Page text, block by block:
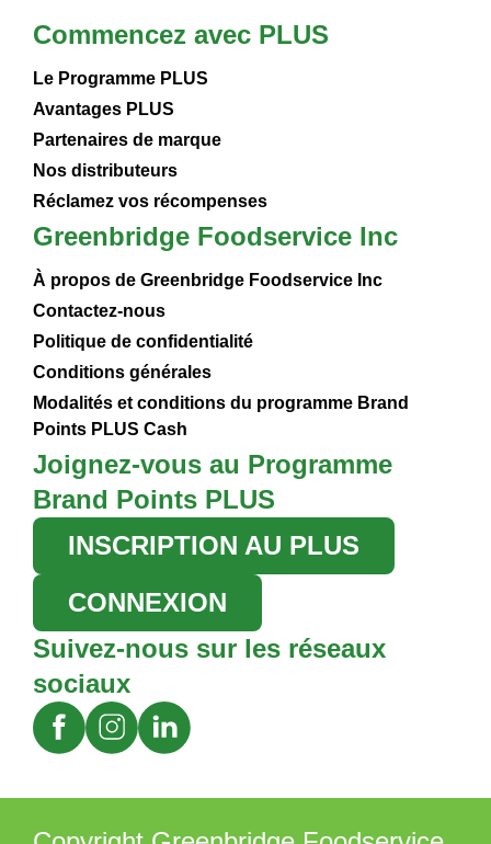
Commencez avec PLUS
Le Programme PLUS
Avantages PLUS
Partenaires de marque
Nos distributeurs
Réclamez vos récompenses
Greenbridge Foodservice Inc
À propos de Greenbridge Foodservice Inc
Contactez-nous
Politique de confidentialité
Conditions générales
Modalités et conditions du programme Brand
Points PLUS Cash
Joignez-vous au Programme
Brand Points PLUS
INSCRIPTION AU PLUS
CONNEXION
Suivez-nous sur les réseaux
sociaux